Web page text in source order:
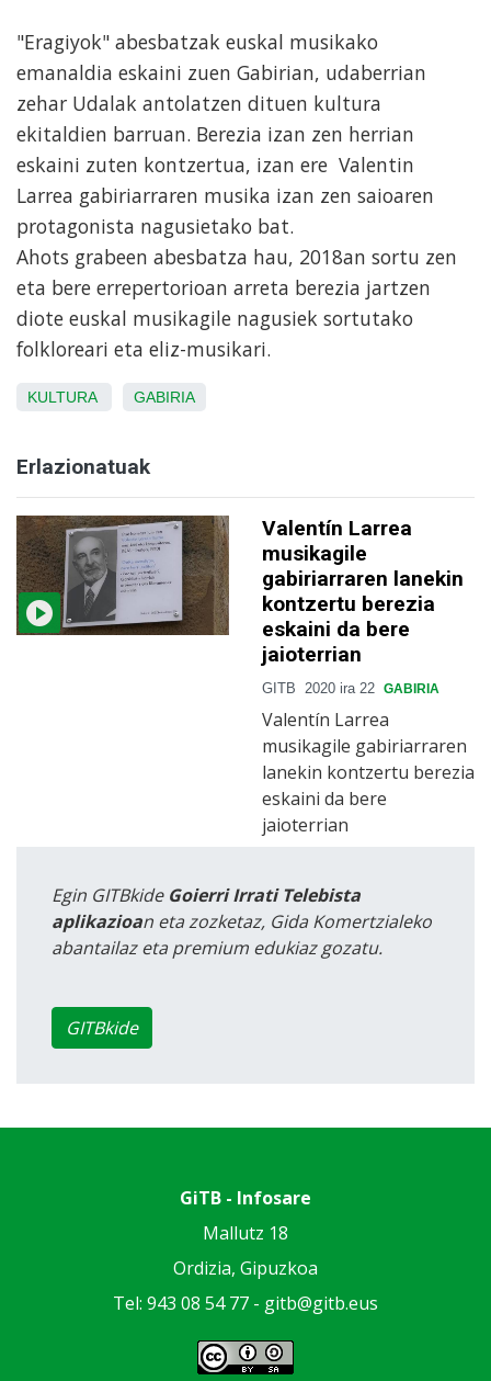
"Eragiyok" abesbatzak euskal musikako
emanaldia eskaini zuen Gabirian, udaberrian
zehar Udalak antolatzen dituen kultura
ekitaldien barruan. Berezia izan zen herrian
eskaini zuten kontzertua, izan ere Valentin
Larrea gabiriarraren musika izan zen saioaren
protagonista nagusietako bat.
Ahots grabeen abesbatza hau, 2018an sortu zen
eta bere errepertorioan arreta berezia jartzen
diote euskal musikagile nagusiek sortutako
folkloreari eta eliz-musikari.
KULTURA GABIRIA
Erlazionatuak
Valentín Larrea
musikagile
gabiriarraren lanekin
kontzertu berezia
eskaini da bere
jaioterrian
GITB 2020 ira 22 GABIRIA
Valentín Larrea
musikagile gabiriarraren
lanekin kontzertu berezia
eskaini da bere
jaioterrian
Egin GITBkide Goierri Irrati Telebista
aplikazioan eta zozketaz, Gida Komertzialeko
abantailaz eta premium edukiaz gozatu.
GITBkide
GiTB - Infosare
Mallutz 18
Ordizia, Gipuzkoa
Tel: 943 08 54 77 - gitb@gitb.eus